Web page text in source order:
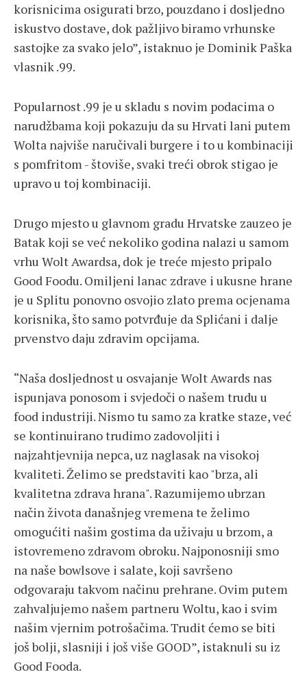
korisnicima osigurati brzo, pouzdano i dosljedno
iskustvo dostave, dok pažljivo biramo vrhunske
sastojke za svako jelo”, istaknuo je Dominik Paška
vlasnik .99.
Popularnost .99 je u skladu s novim podacima o
narudžbama koji pokazuju da su Hrvati lani putem
Wolta najviše naručivali burgere i to u kombinaciji
s pomfritom - štoviše, svaki treći obrok stigao je
upravo u toj kombinaciji.
Drugo mjesto u glavnom gradu Hrvatske zauzeo je
Batak koji se već nekoliko godina nalazi u samom
vrhu Wolt Awardsa, dok je treće mjesto pripalo
Good Foodu. Omiljeni lanac zdrave i ukusne hrane
je u Splitu ponovno osvojio zlato prema ocjenama
korisnika, što samo potvrđuje da Splićani i dalje
prvenstvo daju zdravim opcijama.
“Naša dosljednost u osvajanje Wolt Awards nas
ispunjava ponosom i svjedoči o našem trudu u
food industriji. Nismo tu samo za kratke staze, već
se kontinuirano trudimo zadovoljiti i
najzahtjevnija nepca, uz naglasak na visokoj
kvaliteti. Želimo se predstaviti kao "brza, ali
kvalitetna zdrava hrana". Razumijemo ubrzan
način života današnjeg vremena te želimo
omogućiti našim gostima da uživaju u brzom, a
istovremeno zdravom obroku. Najponosniji smo
na naše bowlsove i salate, koji savršeno
odgovaraju takvom načinu prehrane. Ovim putem
zahvaljujemo našem partneru Woltu, kao i svim
našim vjernim potrošačima. Trudit ćemo se biti
još bolji, slasniji i još više GOOD”, istaknuli su iz
Good Fooda.